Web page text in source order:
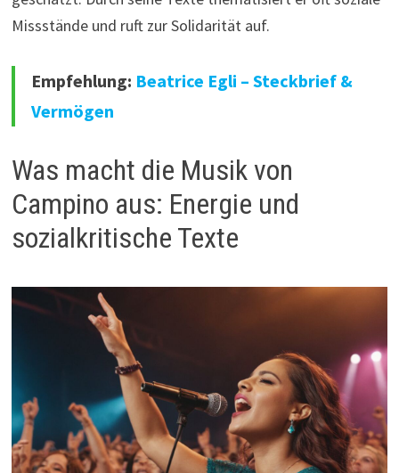
Missstände und ruft zur Solidarität auf.
Empfehlung: Beatrice Egli – Steckbrief &
Vermögen
Was macht die Musik von
Campino aus: Energie und
sozialkritische Texte